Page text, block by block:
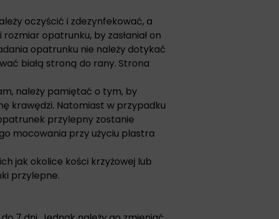
oczyścić i zdezynfekować, a
opatrunku, by zasłaniał on
opatrunku nie należy dotykać
białą stroną do rany. Strona
należy pamiętać o tym, by
krawędzi. Natomiast w przypadku
przylepny zostanie
mocowania przy użyciu plastra
jak okolice kości krzyżowej lub
przylepne.